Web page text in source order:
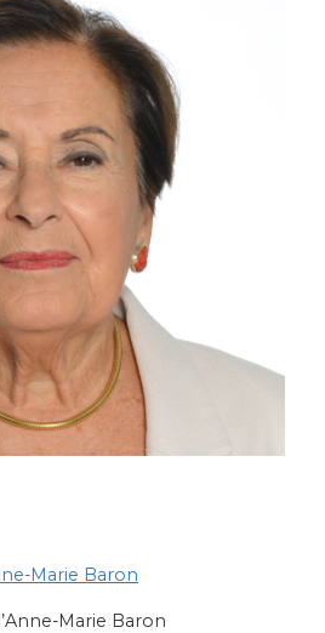
Marie Baron
Marie Baron